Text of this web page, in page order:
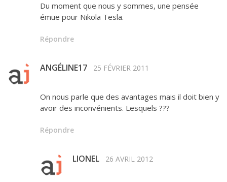
Du moment que nous y sommes, une pensée
émue pour Nikola Tesla.
Répondre
ANGÉLINE17 25 FÉVRIER 2011
On nous parle que des avantages mais il doit bien y
avoir des inconvénients. Lesquels ???
Répondre
LIONEL 26 AVRIL 2012